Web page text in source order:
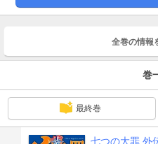
全巻の情報
巻
最終巻
七つの大罪 外